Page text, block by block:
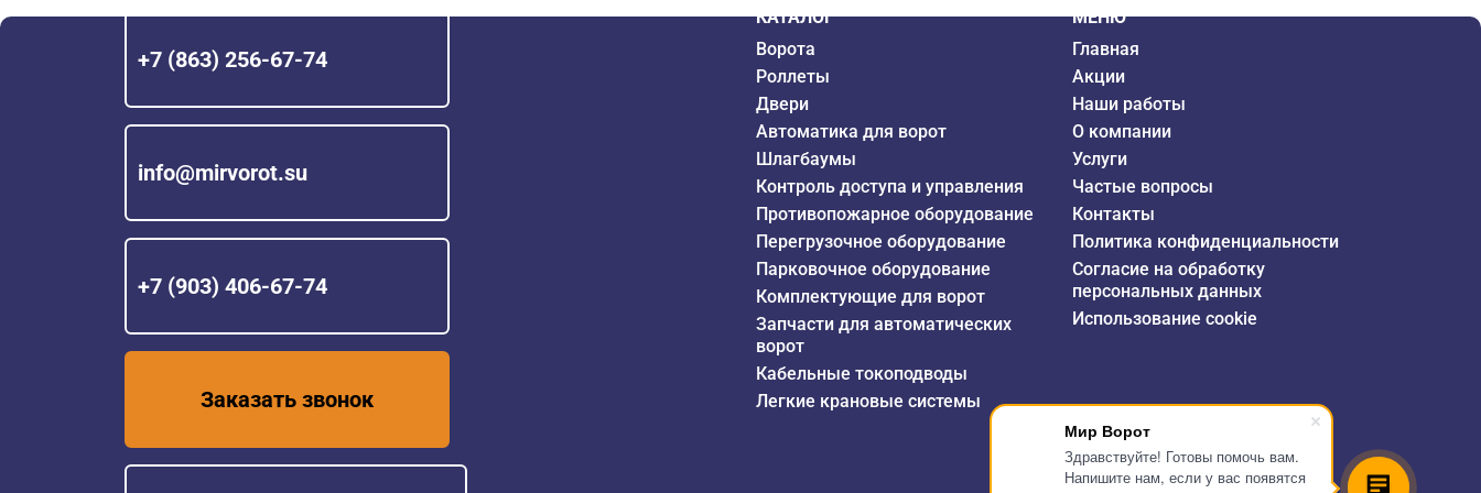
Мир Ворот
Здравствуйте! Готовы помочь вам.
Напишите нам, если у вас появятся
+7 (863) 256-67-74
info@mirvorot.su
+7 (903) 406-67-74
Заказать звонок
КАТАЛОГ
Ворота
Роллеты
Двери
Автоматика для ворот
Шлагбаумы
Контроль доступа и управления
Противопожарное оборудование
Перегрузочное оборудование
Парковочное оборудование
Комплектующие для ворот
Запчасти для автоматических
ворот
Кабельные токоподводы
Легкие крановые системы
МЕНЮ
Главная
Акции
Наши работы
О компании
Услуги
Частые вопросы
Контакты
Политика конфиденциальности
Согласие на обработку
персональных данных
Использование cookie